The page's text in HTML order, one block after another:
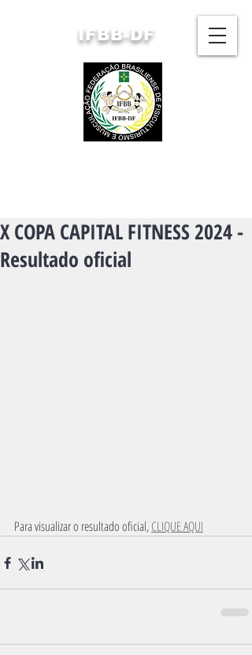
IFBB-DF
X COPA CAPITAL FITNESS 2024 -
Resultado oficial
Para visualizar o resultado oficial, CLIQUE AQUI